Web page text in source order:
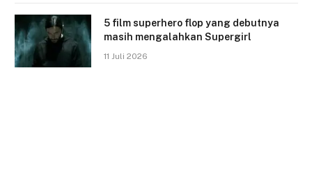
5 film superhero flop yang debutnya
masih mengalahkan Supergirl
11 Juli 2026